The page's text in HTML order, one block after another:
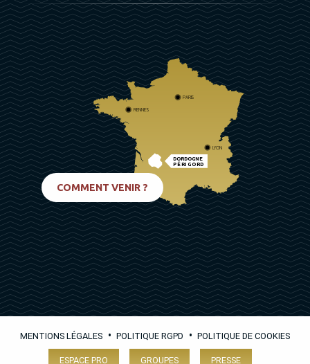
DORDOGNE
PÉRIGORD
PARIS
RENNES
LYON
COMMENT VENIR ?
MENTIONS LÉGALES • POLITIQUE RGPD • POLITIQUE DE COOKIES
ESPACE PRO GROUPES PRESSE